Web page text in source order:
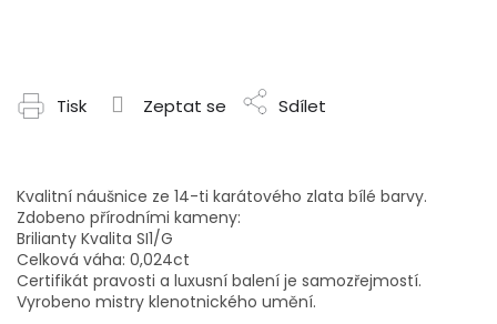
Tisk Zeptat se Sdílet
Kvalitní náušnice ze 14-ti karátového zlata bílé barvy.
Zdobeno přírodními kameny:
Brilianty Kvalita SI1/G
Celková váha: 0,024ct
Certifikát pravosti a luxusní balení je samozřejmostí.
Vyrobeno mistry klenotnického umění.